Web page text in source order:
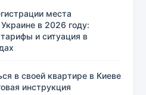
места
в 2026 году:
и ситуация в
в своей квартире в Киеве
инструкция